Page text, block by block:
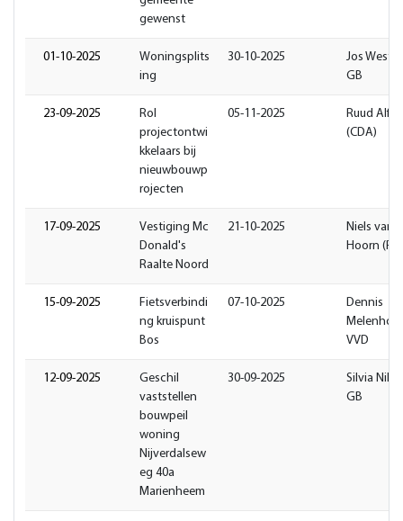
gewenst
01-10-2025
Woningsplits
ing
30-10-2025
Jos
GB
23-09-2025
Rol
projectontwi
kkelaars bij
nieuwbouwp
rojecten
05-11-2025
Ruud
(CDA)
17-09-2025
Vestiging Mc
Donald's
Raalte Noord
21-10-2025
Niels van
Hoorn
15-09-2025
Fietsverbindi
ng kruispunt
Bos
07-10-2025
Dennis
VVD
12-09-2025
Geschil
vaststellen
bouwpeil
woning
Nijverdalsew
eg 40a
Marienheem
30-09-2025
Silvia
GB